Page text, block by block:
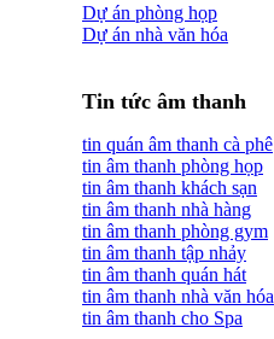
Dự án phòng họp
Dự án nhà văn hóa
Tin tức âm thanh
tin quán âm thanh cà phê
tin âm thanh phòng họp
tin âm thanh khách sạn
tin âm thanh nhà hàng
tin âm thanh phòng gym
tin âm thanh tập nhảy
tin âm thanh quán hát
tin âm thanh nhà văn hóa
tin âm thanh cho Spa